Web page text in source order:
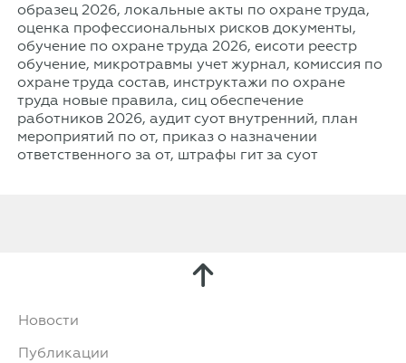
образец 2026, локальные акты по охране труда,
оценка профессиональных рисков документы,
обучение по охране труда 2026, еисоти реестр
обучение, микротравмы учет журнал, комиссия по
охране труда состав, инструктажи по охране
труда новые правила, сиц обеспечение
работников 2026, аудит суот внутренний, план
мероприятий по от, приказ о назначении
ответственного за от, штрафы гит за суот
Новости
Публикации